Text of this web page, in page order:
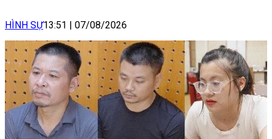
HÌNH SỰ13:51 | 07/08/2026